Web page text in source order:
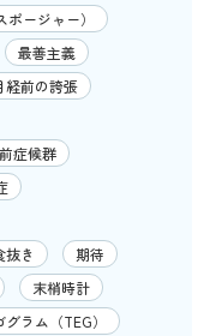
ージャー）
最善主義
経前の誇張
症候群
抜き
期待
末梢時計
ラム（TEG）